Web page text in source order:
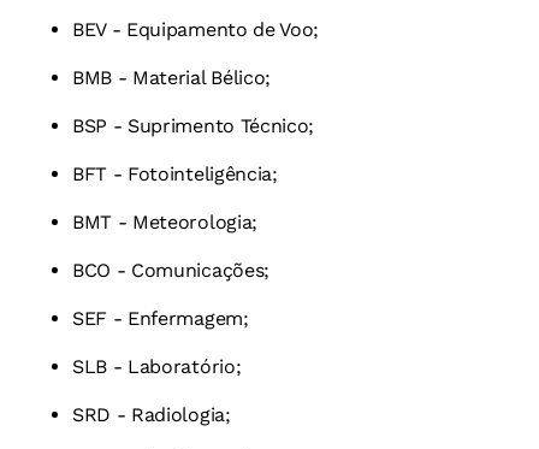
BEV - Equipamento de Voo;
BMB - Material Bélico;
BSP - Suprimento Técnico;
BFT - Fotointeligência;
BMT - Meteorologia;
BCO - Comunicações;
SEF - Enfermagem;
SLB - Laboratório;
SRD - Radiologia;